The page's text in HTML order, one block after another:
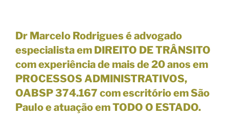
Dr Marcelo Rodrigues é advogado
especialista em DIREITO DE TRÂNSITO
com experiência de mais de 20 anos em
PROCESSOS ADMINISTRATIVOS,
OABSP 374.167 com escritório em São
Paulo e atuação em TODO O ESTADO.